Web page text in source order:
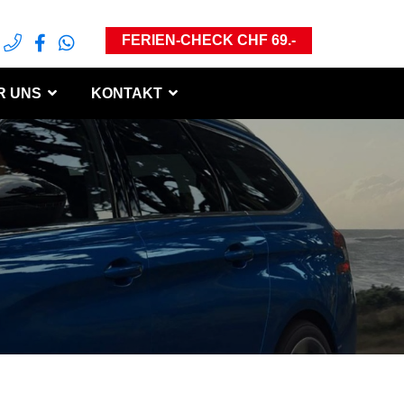
FERIEN-CHECK CHF 69.-
UNS KONTAKT